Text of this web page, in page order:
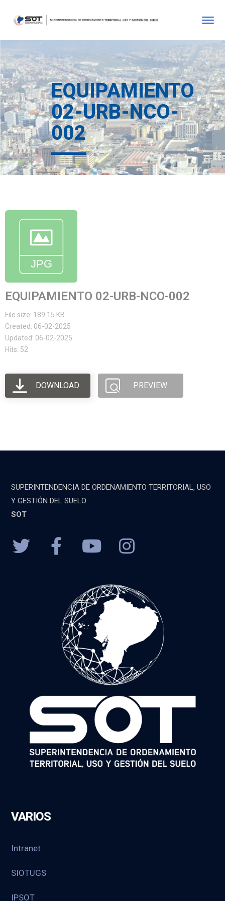
EQUIPAMIENTO
02-URB-NCO-
002
EQUIPAMIENTO 02-URB-NCO-002
File size: 189.15 KB
Created: 06-02-2025
Updated: 06-02-2025
Hits: 52
DOWNLOAD PREVIEW
SUPERINTENDENCIA DE ORDENAMIENTO TERRITORIAL, USO
Y GESTIÓN DEL SUELO
SOT
VARIOS
Intranet
SIOTUGS
IPSOT